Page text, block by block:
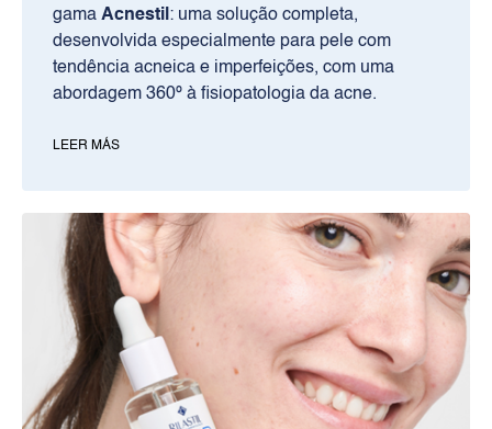
gama Acnestil : uma solução completa,
desenvolvida especialmente para pele com
tendência acneica e imperfeições, com uma
abordagem 360º à fisiopatologia da acne.​
LEER MÁS